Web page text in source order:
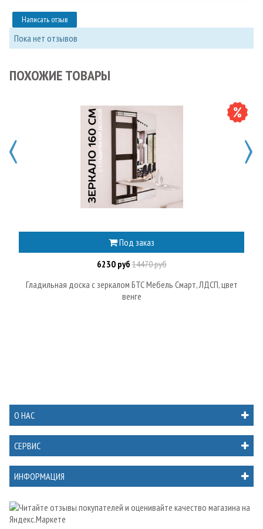
Написать отзыв
Пока нет отзывов
ПОХОЖИЕ ТОВАРЫ
Под заказ
6230 руб14470 руб
Гладильная доска с зеркалом БТС Мебель Смарт, ЛДСП, цвет
венге
О НАС
СЕРВИС
ИНФОРМАЦИЯ